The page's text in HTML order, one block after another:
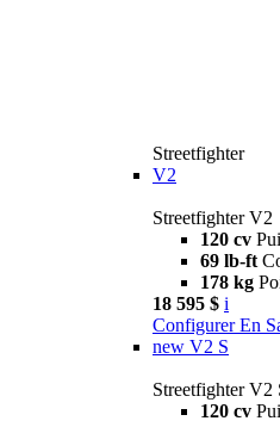
Streetfighter
V2
Streetfighter V2
120 cv
69 lb-ft
178 kg
18 595 $ i
Configurer En
new V2 S
Streetfighter V2
120 cv